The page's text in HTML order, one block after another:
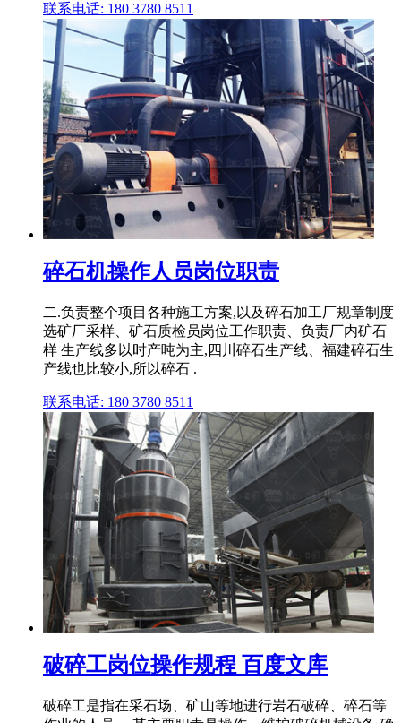
联系电话: 180 3780 8511
碎石机操作人员岗位职责
二.负责整个项目各种施工方案,以及碎石加工厂规章制度
选矿厂采样、矿石质检员岗位工作职责、负责厂内矿石
样 生产线多以时产吨为主,四川碎石生产线、福建碎石生
产线也比较小,所以碎石 .
联系电话: 180 3780 8511
破碎工岗位操作规程 百度文库
破碎工是指在采石场、矿山等地进行岩石破碎、碎石等